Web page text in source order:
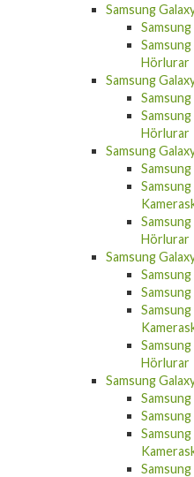
Samsung
Samsung
Hörlurar
Samsung
Samsung
Hörlurar
Samsung
Samsung
Hörlurar
Samsung
Samsung
Hörlurar
Samsung
Samsung